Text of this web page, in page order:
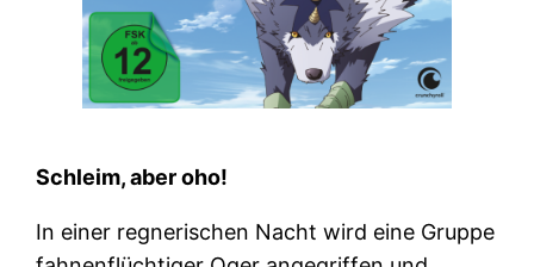
Schleim, aber oho!
In einer regnerischen Nacht wird eine Gruppe